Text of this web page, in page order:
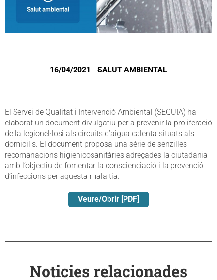
16/04/2021 - SALUT AMBIENTAL
El Servei de Qualitat i Intervenció Ambiental (SEQUIA) ha
elaborat un document divulgatiu per a prevenir la proliferació
de la legionel·losi als circuits d’aigua calenta situats als
domicilis. El document proposa una sèrie de senzilles
recomanacions higienicosanitàries adreçades la ciutadania
amb l’objectiu de fomentar la conscienciació i la prevenció
d’infeccions per aquesta malaltia.
Veure/Obrir [PDF]
Noticies relacionades